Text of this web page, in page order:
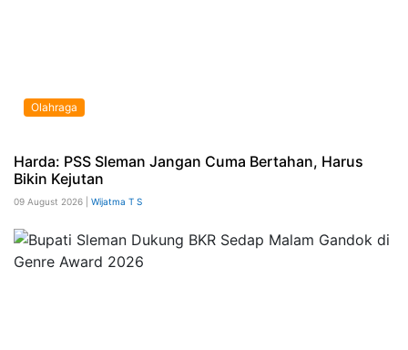
Olahraga
Harda: PSS Sleman Jangan Cuma Bertahan, Harus
Bikin Kejutan
09 August 2026 | Wijatma T S